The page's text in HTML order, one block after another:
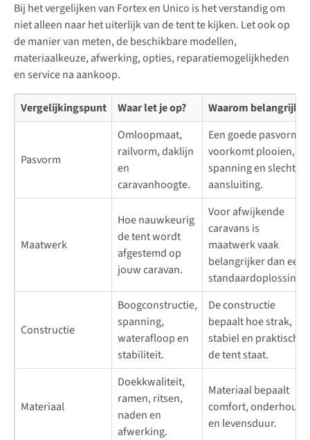
Bij het vergelijken van Fortex en Unico is het verstandig om
niet alleen naar het uiterlijk van de tent te kijken. Let ook op
de manier van meten, de beschikbare modellen,
materiaalkeuze, afwerking, opties, reparatiemogelijkheden
en service na aankoop.
Vergelijkingspunt Waar let je op? Waarom belangrijk?
Pasvorm
Omloopmaat,
railvorm, daklijn
en
caravanhoogte.
Een goede pasvorm
voorkomt plooien,
spanning en slechte
aansluiting.
Maatwerk
Hoe nauwkeurig
de tent wordt
afgestemd op
jouw caravan.
Voor afwijkende
caravans is
maatwerk vaak
belangrijker dan een
standaardoplossing.
Constructie
Boogconstructie,
spanning,
waterafloop en
stabiliteit.
De constructie
bepaalt hoe strak,
stabiel en praktisch
de tent staat.
Materiaal
Doekkwaliteit,
ramen, ritsen,
naden en
afwerking.
Materiaal bepaalt
comfort, onderhoud
en levensduur.